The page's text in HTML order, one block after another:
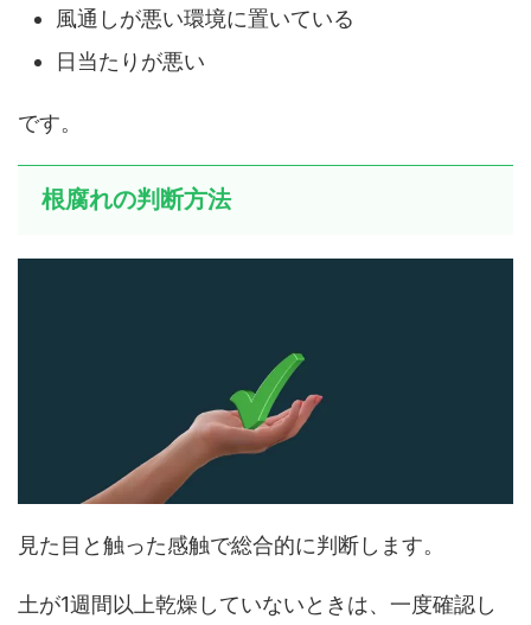
風通しが悪い環境に置いている
日当たりが悪い
です。
根腐れの判断方法
見た目と触った感触で総合的に判断します。
土が1週間以上乾燥していないときは、一度確認し